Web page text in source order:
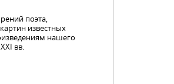
поэта,
известных
нашего
вв.